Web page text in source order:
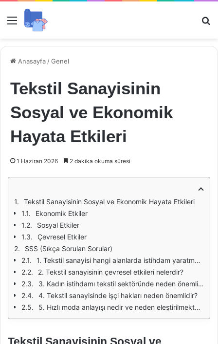
Menü
Anasayfa /Genel
Tekstil Sanayisinin
Sosyal ve Ekonomik
Hayata Etkileri
1 Haziran 2026 2 dakika okuma süresi
Tekstil Sanayisinin Sosyal ve Ekonomik Hayata Etkileri
Ekonomik Etkiler
Sosyal Etkiler
Çevresel Etkiler
SSS (Sıkça Sorulan Sorular)
1. Tekstil sanayisi hangi alanlarda istihdam yaratmaktadır?
2. Tekstil sanayisinin çevresel etkileri nelerdir?
3. Kadın istihdamı tekstil sektöründe neden önemlidir?
4. Tekstil sanayisinde işçi hakları neden önemlidir?
5. Hızlı moda anlayışı nedir ve neden eleştirilmektedir?